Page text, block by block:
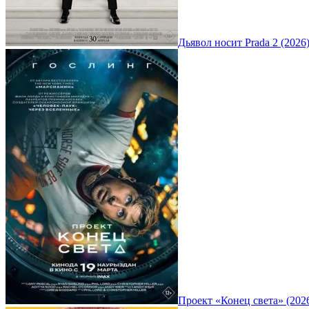
Дьявол носит Prada 2 (2026)
Проект «Конец света»